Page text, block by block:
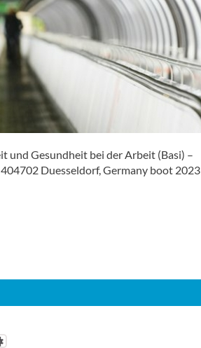
und Gesundheit bei der Arbeit (Basi) –
Duesseldorf, Germany boot 2023